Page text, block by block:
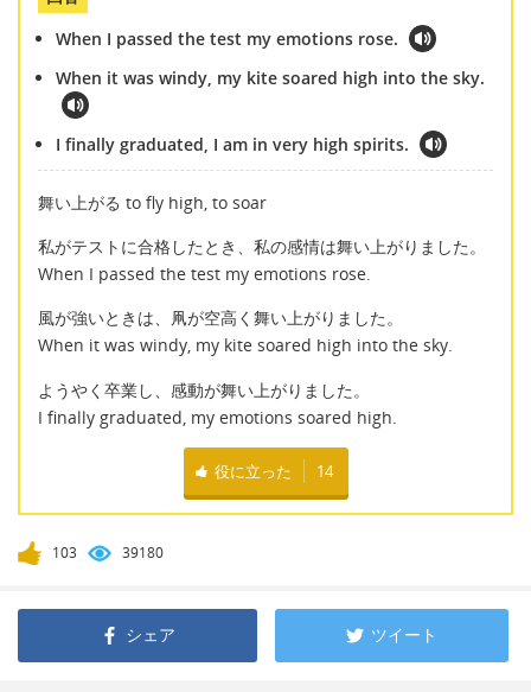
When I passed the test my emotions rose.
When it was windy, my kite soared high into the sky.
I finally graduated, I am in very high spirits.
舞い上がる to fly high, to soar
私がテストに合格したとき、私の感情は舞い上がりました。
When I passed the test my emotions rose.
風が強いときは、凧が空高く舞い上がりました。
When it was windy, my kite soared high into the sky.
ようやく卒業し、感動が舞い上がりました。
I finally graduated, my emotions soared high.
役に立った 14
103 39180
シェア ツイート